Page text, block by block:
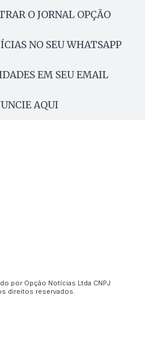
O JORNAL OPÇÃO
NO SEU WHATSAPP
EM SEU EMAIL
AQUI
por Opção Notícias Ltda CNPJ
direitos reservados.